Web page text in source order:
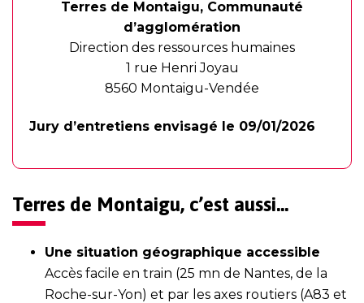
Terres de Montaigu, Communauté
d’agglomération
Direction des ressources humaines
1 rue Henri Joyau
8560 Montaigu-Vendée
Jury d’entretiens envisagé le 09/01/2026
Terres de Montaigu, c’est aussi…
Une situation géographique accessible
Accès facile en train (25 mn de Nantes, de la
Roche-sur-Yon) et par les axes routiers (A83 et